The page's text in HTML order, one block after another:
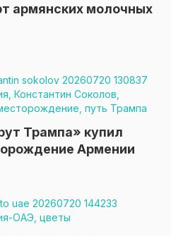
армянских молочных
Трампа» купил
Армении